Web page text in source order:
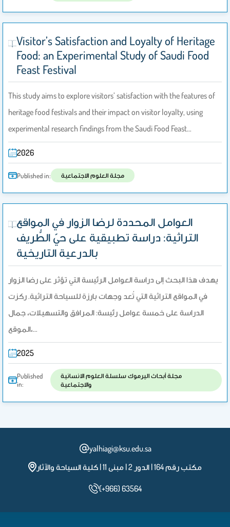
Visitor’s Satisfaction and Loyalty of Heritage
Food: an Experimental Study of Saudi Food
Feast Festival
This study aims to explore visitors’ satisfaction with the features of
heritage food festivals and their impact on visitor loyalty, using
experimental research findings from the Saudi Food Feast…
2026
Published in: مجلة العلوم الاجتماعية
العوامل المحددة لرضا الزوار في المواقع
التراثية: دراسة تطبيقية على حيّ الطُّريف
بالدرعية التاريخية
يهدف هذا البحث إلى دراسة العوامل الرئيسة التي تؤثر على رضا الزوار
في المواقع التراثية التي تُعد وجهات بارزة للسياحة التراثية. ركزت
الدراسة على خمسة عوامل رئيسة: المرافق والتسهيلات، جمال
الموقع،…
2025
Published
in:
مجلة أبحاث اليرموك سلسلة العلوم الانسانية
والاجتماعية
yalhiagi@ksu.edu.sa
مكتب رقم 164 | الدور 2 | مبنى 11 | كلية السياحة والآثار
(+966) 63564